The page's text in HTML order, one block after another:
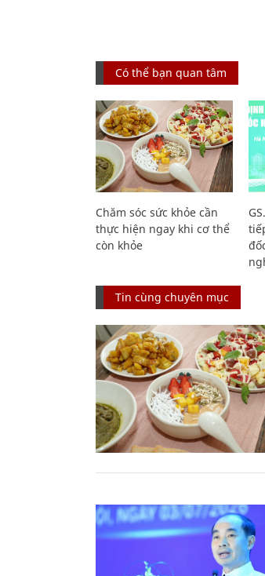
Có thể bạn quan tâm
Chăm sóc sức khỏe cần
thực hiện ngay khi cơ thể
còn khỏe
Tin cùng chuyên mục